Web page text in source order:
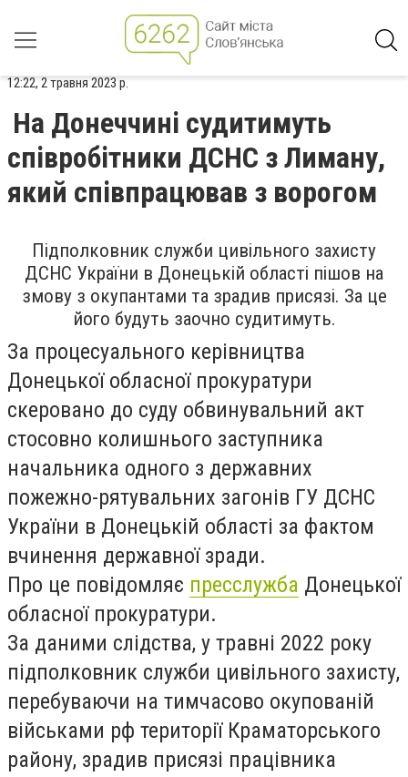
12:22, 2 травня 2023 р.
На Донеччині судитимуть
співробітники ДСНС з Лиману,
який співпрацював з ворогом
Підполковник служби цивільного захисту
ДСНС України в Донецькій області пішов на
змову з окупантами та зрадив присязі. За це
його будуть заочно судитимуть.
За процесуального керівництва
Донецької обласної прокуратури
скеровано до суду обвинувальний акт
стосовно колишнього заступника
начальника одного з державних
пожежно-рятувальних загонів ГУ ДСНС
України в Донецькій області за фактом
вчинення державної зради.
Про це повідомляє пресслужба Донецької
обласної прокуратури.
За даними слідства, у травні 2022 року
підполковник служби цивільного захисту,
перебуваючи на тимчасово окупованій
військами рф території Краматорського
району, зрадив присязі працівника